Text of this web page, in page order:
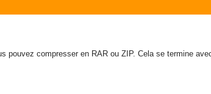
pouvez compresser en RAR ou ZIP. Cela se termine